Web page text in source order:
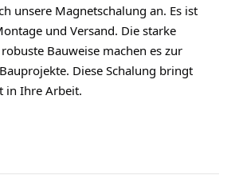
unsere Magnetschalung an. Es ist
und Versand. Die starke
Bauweise machen es zur
Diese Schalung bringt
in Ihre Arbeit.